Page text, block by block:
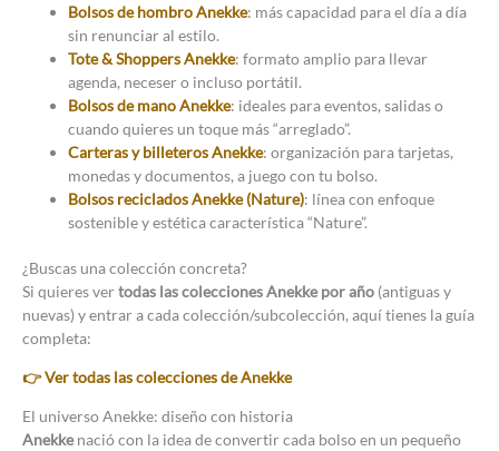
Bolsos de hombro Anekke: más capacidad para el día a día
sin renunciar al estilo.
Tote & Shoppers Anekke: formato amplio para llevar
agenda, neceser o incluso portátil.
Bolsos de mano Anekke: ideales para eventos, salidas o
cuando quieres un toque más “arreglado”.
Carteras y billeteros Anekke: organización para tarjetas,
monedas y documentos, a juego con tu bolso.
Bolsos reciclados Anekke (Nature): línea con enfoque
sostenible y estética característica “Nature”.
¿Buscas una colección concreta?
Si quieres vertodas las colecciones Anekke por año (antiguas y
nuevas) y entrar a cada colección/subcolección, aquí tienes la guía
completa:
👉 Ver todas las colecciones de Anekke
El universo Anekke: diseño con historia
Anekkenació con la idea de convertir cada bolso en un pequeño